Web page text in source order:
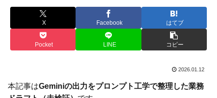
X Facebook はてブ
Pocket LINE コピー
2026.01.12
本記事はGeminiの出力をプロンプト工学で整理した業務